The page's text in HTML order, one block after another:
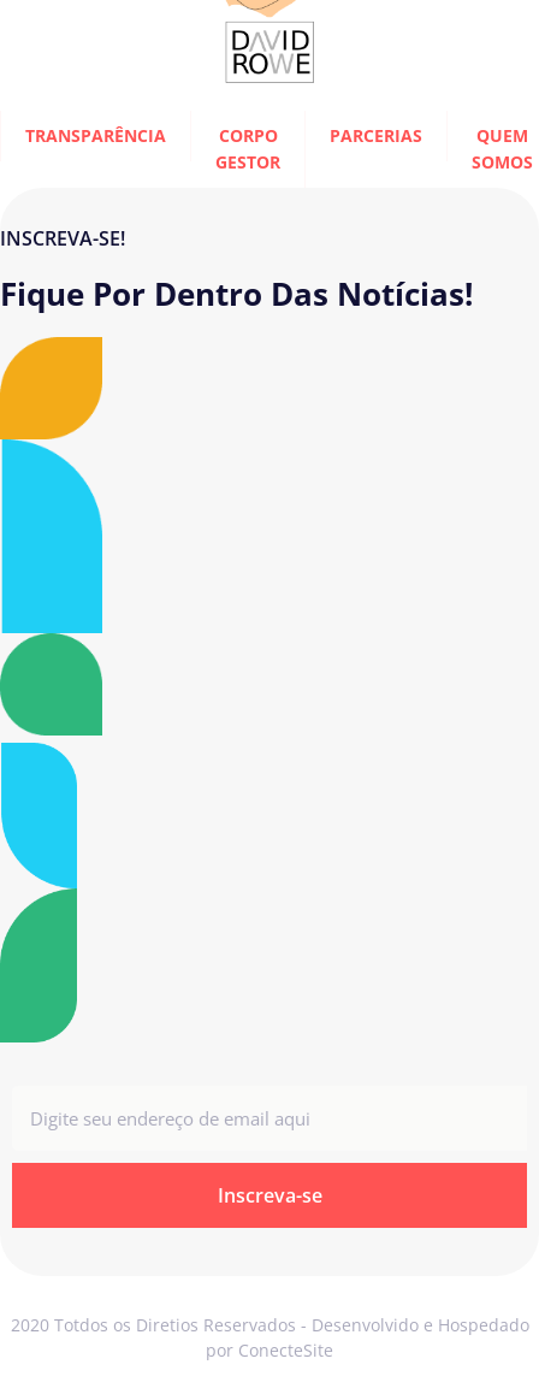
TRANSPARÊNCIA
CORPO
GESTOR
PARCERIAS
QUEM
SOMOS
INSCREVA-SE!
Fique Por Dentro Das Notícias!
Inscreva-se
2020 Totdos os Diretios Reservados - Desenvolvido e Hospedado
por ConecteSite